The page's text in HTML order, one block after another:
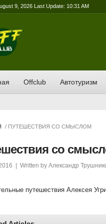
9, 2026 Last Update: 10:31 AM
Offclub Автотуризм
/ ПУТЕШЕСТВИЯ СО СМЫСЛОМ
со
| Written by Александр
путешествия Алексея